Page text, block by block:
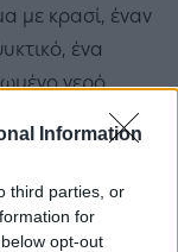
Information
third parties, or
for
opt-out
με κρασί, έναν
ένα
νερό,
βασίστηκε
τουριστικά